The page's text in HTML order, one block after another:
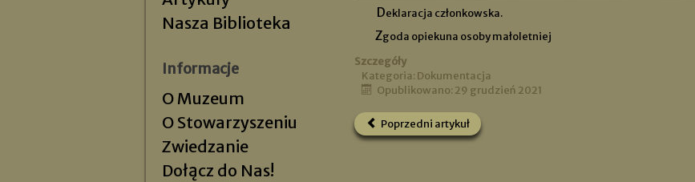
Nasza Biblioteka
Informacje
O Muzeum
O Stowarzyszeniu
Zwiedzanie
Dołącz do Nas!
Deklaracja członkowska.
Zgoda opiekuna osoby małoletniej
Szczegóły
Kategoria: Dokumentacja
Opublikowano: 29 grudzień 2021
Poprzedni artykuł